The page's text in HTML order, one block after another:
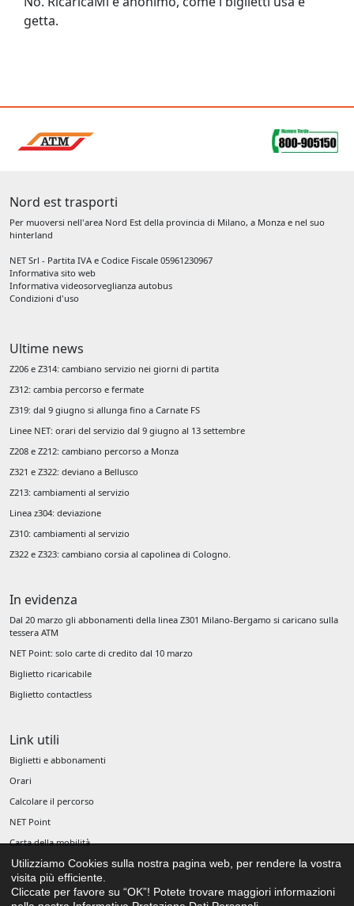
getta.
Nord est trasporti
Per muoversi nell'area Nord Est della provincia di Milano, a Monza e nel suo
hinterland
NET Srl - Partita IVA e Codice Fiscale 05961230967
Informativa sito web
Informativa videosorveglianza autobus
Condizioni d'uso
Ultime news
Z206 e Z314: cambiano servizio nei giorni di partita
Z312: cambia percorso e fermate
Z319: dal 9 giugno si allunga fino a Carnate FS
Linee NET: orari del servizio dal 9 giugno al 13 settembre
Z208 e Z212: cambiano percorso a Monza
Z321 e Z322: deviano a Bellusco
Z213: cambiamenti al servizio
Linea z304: deviazione
Z310: cambiamenti al servizio
Z322 e Z323: cambiano corsia al capolinea di Cologno.
In evidenza
Dal 20 marzo gli abbonamenti della linea Z301 Milano-Bergamo si caricano sulla
tessera ATM
NET Point: solo carte di credito dal 10 marzo
Biglietto ricaricabile
Biglietto contactless
Link utili
Biglietti e abbonamenti
Orari
Calcolare il percorso
NET Point
Carta della mobilità
Utilizziamo Cookies sulla nostra pagina web, per rendere la vostra
visita più efficiente.
Cliccate per favore su “OK”! Potete trovare maggiori informazioni